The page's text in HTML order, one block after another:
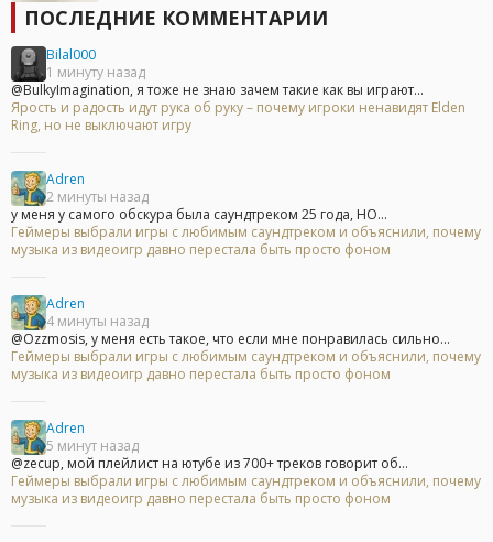
ПОСЛЕДНИЕ КОММЕНТАРИИ
Bilal000
1 минуту назад
@BulkyImagination, я тоже не знаю зачем такие как вы играют...
Ярость и радость идут рука об руку – почему игроки ненавидят Elden
Ring, но не выключают игру
Adren
2 минуты назад
у меня у самого обскура была саундтреком 25 года, НО...
Геймеры выбрали игры с любимым саундтреком и объяснили, почему
музыка из видеоигр давно перестала быть просто фоном
Adren
4 минуты назад
@Ozzmosis, у меня есть такое, что если мне понравилась сильно...
Геймеры выбрали игры с любимым саундтреком и объяснили, почему
музыка из видеоигр давно перестала быть просто фоном
Adren
5 минут назад
@zecup, мой плейлист на ютубе из 700+ треков говорит об...
Геймеры выбрали игры с любимым саундтреком и объяснили, почему
музыка из видеоигр давно перестала быть просто фоном